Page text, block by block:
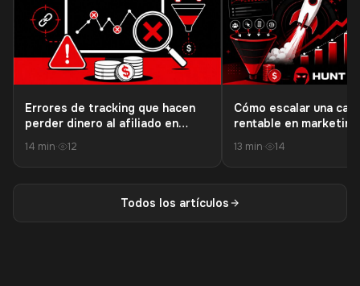
Errores de tracking que hacen
perder dinero al afiliado en
14 min· 12
Cómo escalar una
rentable en
del tráfico
13 min· 14
Todos los artículos